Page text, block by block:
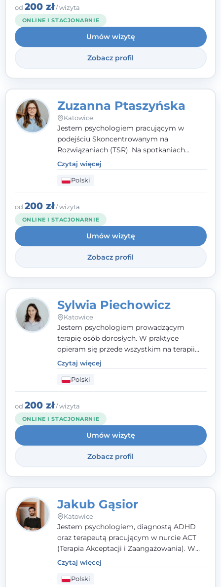
ich nie widzisz, pomogę Ci je odsłonić.
od 200 zł/ wizyta
ONLINE I STACJONARNIE
Umów wizytę
Zobacz profil
Zuzanna Ptaszyńska
Katowice
Jestem psychologiem pracującym w
podejściu Skoncentrowanym na
Rozwiązaniach (TSR). Na spotkaniach
pracuję w sposób dopasowany do Ciebie -
nawet jeśli na starcie nie wiesz dokładnie,
czego potrzebujesz, odkrywamy to razem,
krok po kroku. Towarzyszę dorosłym oraz
młodzieży od 13. roku życia.
Czytaj więcej
Polski
od 200 zł/ wizyta
ONLINE I STACJONARNIE
Umów wizytę
Zobacz profil
Sylwia Piechowicz
Katowice
Jestem psychologiem prowadzącym
terapię osób dorosłych. W praktyce
opieram się przede wszystkim na terapii
poznawczo-behawioralnej (CBT), a także na
podejściu skoncentrowanym na
rozwiązaniach (TSR) oraz Racjonalnej
Terapii Zachowania (RTZ). Dużą wagę
przykładam do relacji opartej na empatii,
poczuciu bezpieczeństwa i wzajemnym
zrozumieniu.
Czytaj więcej
Polski
od 200 zł/ wizyta
ONLINE I STACJONARNIE
Umów wizytę
Zobacz profil
Jakub Gąsior
Katowice
Jestem psychologiem, diagnostą ADHD
oraz terapeutą pracującym w nurcie ACT
(Terapia Akceptacji i Zaangażowania). W
kontakcie z pacjentem najważniejsze są dla
mnie serdeczność, zrozumienie i atmosfera
pełna ciepła. Wierzę, że skuteczna terapia
Czytaj więcej
Polski